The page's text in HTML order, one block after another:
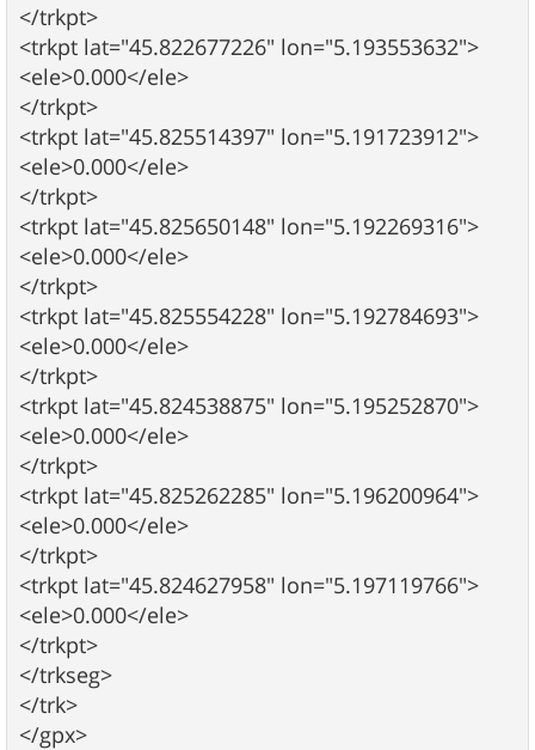
</trkpt>
<trkpt lat="45.822677226" lon="5.193553632">
<ele>0.000</ele>
</trkpt>
<trkpt lat="45.825514397" lon="5.191723912">
<ele>0.000</ele>
</trkpt>
<trkpt lat="45.825650148" lon="5.192269316">
<ele>0.000</ele>
</trkpt>
<trkpt lat="45.825554228" lon="5.192784693">
<ele>0.000</ele>
</trkpt>
<trkpt lat="45.824538875" lon="5.195252870">
<ele>0.000</ele>
</trkpt>
<trkpt lat="45.825262285" lon="5.196200964">
<ele>0.000</ele>
</trkpt>
<trkpt lat="45.824627958" lon="5.197119766">
<ele>0.000</ele>
</trkpt>
</trkseg>
</trk>
</gpx>